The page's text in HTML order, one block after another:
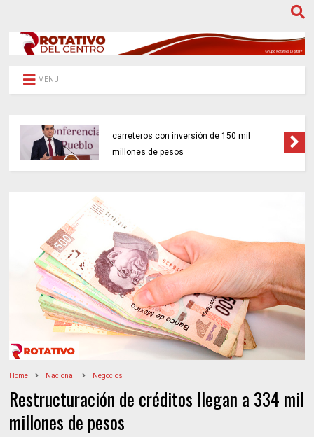
MENU
carreteros con inversión de 150 mil
millones de pesos
Home Nacional Negocios
Restructuración de créditos llegan a 334 mil
millones de pesos